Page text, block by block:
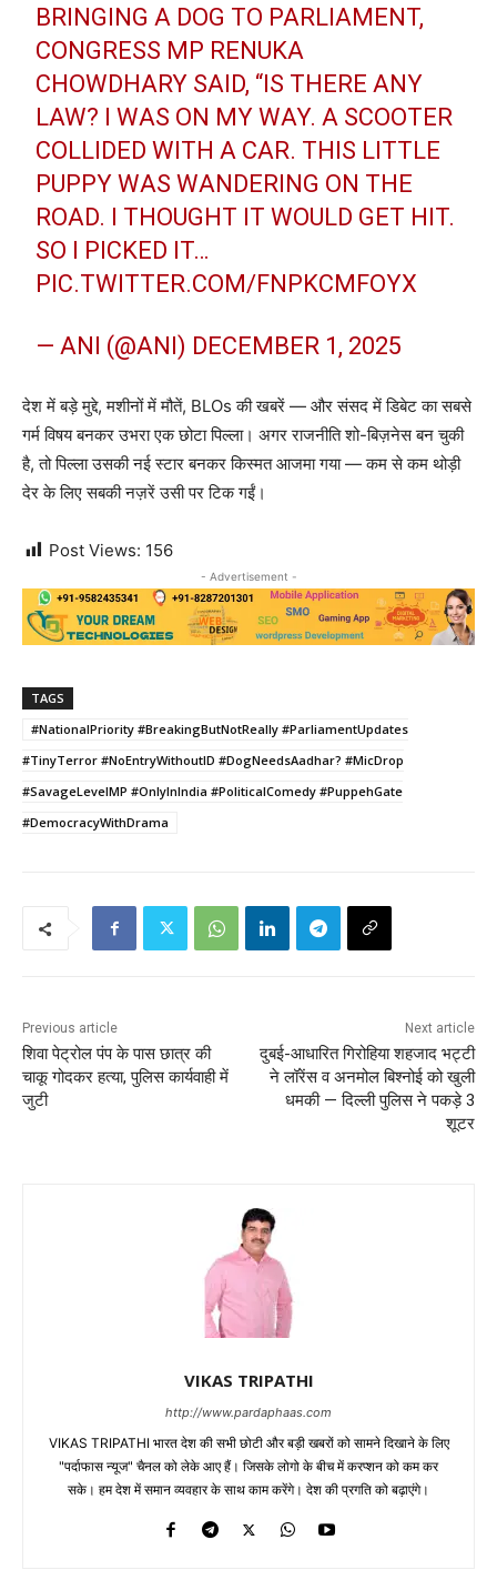
BRINGING A DOG TO PARLIAMENT,
CONGRESS MP RENUKA
CHOWDHARY SAID, “IS THERE ANY
LAW? I WAS ON MY WAY. A SCOOTER
COLLIDED WITH A CAR. THIS LITTLE
PUPPY WAS WANDERING ON THE
ROAD. I THOUGHT IT WOULD GET HIT.
SO I PICKED IT…
PIC.TWITTER.COM/FNPKCMFOYX
— ANI (@ANI) DECEMBER 1, 2025
देश में बड़े मुद्दे, मशीनों में मौतें, BLOs की खबरें — और संसद में डिबेट का सबसे
गर्म विषय बनकर उभरा एक छोटा पिल्ला। अगर राजनीति शो-बिज़नेस बन चुकी
है, तो पिल्ला उसकी नई स्टार बनकर किस्मत आजमा गया — कम से कम थोड़ी
देर के लिए सबकी नज़रें उसी पर टिक गईं।
Post Views: 156
- Advertisement -
TAGS
#NationalPriority #BreakingButNotReally #ParliamentUpdates
#TinyTerror #NoEntryWithoutID #DogNeedsAadhar? #MicDrop
#SavageLevelMP #OnlyInIndia #PoliticalComedy #PuppehGate
#DemocracyWithDrama
Previous article
शिवा पेट्रोल पंप के पास छात्र की
चाकू गोदकर हत्या, पुलिस कार्यवाही में
जुटी
Next article
दुबई-आधारित गिरोहिया शहजाद भट्टी
ने लॉरेंस व अनमोल बिश्नोई को खुली
धमकी — दिल्ली पुलिस ने पकड़े 3
शूटर
VIKAS TRIPATHI
http://www.pardaphaas.com
VIKAS TRIPATHI भारत देश की सभी छोटी और बड़ी खबरों को सामने दिखाने के लिए
"पर्दाफास न्यूज" चैनल को लेके आए हैं। जिसके लोगो के बीच में करप्शन को कम कर
सके। हम देश में समान व्यवहार के साथ काम करेंगे। देश की प्रगति को बढ़ाएंगे।